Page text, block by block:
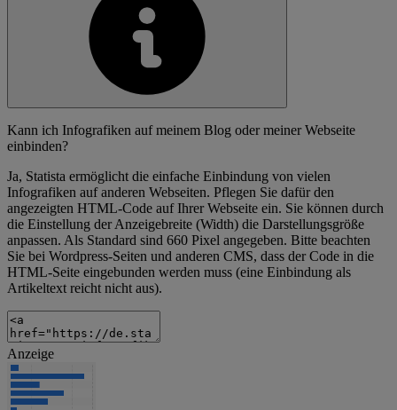
Kann ich Infografiken auf meinem Blog oder meiner Webseite
einbinden?
Ja, Statista ermöglicht die einfache Einbindung von vielen
Infografiken auf anderen Webseiten. Pflegen Sie dafür den
angezeigten HTML-Code auf Ihrer Webseite ein. Sie können durch
die Einstellung der Anzeigebreite (Width) die Darstellungsgröße
anpassen. Als Standard sind 660 Pixel angegeben. Bitte beachten
Sie bei Wordpress-Seiten und anderen CMS, dass der Code in die
HTML-Seite eingebunden werden muss (eine Einbindung als
Artikeltext reicht nicht aus).
Anzeige